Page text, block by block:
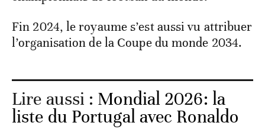
Fin 2024, le royaume s’est aussi vu attribuer
l’organisation de la Coupe du monde 2034.
Lire aussi : Mondial 2026: la
liste du Portugal avec Ronaldo